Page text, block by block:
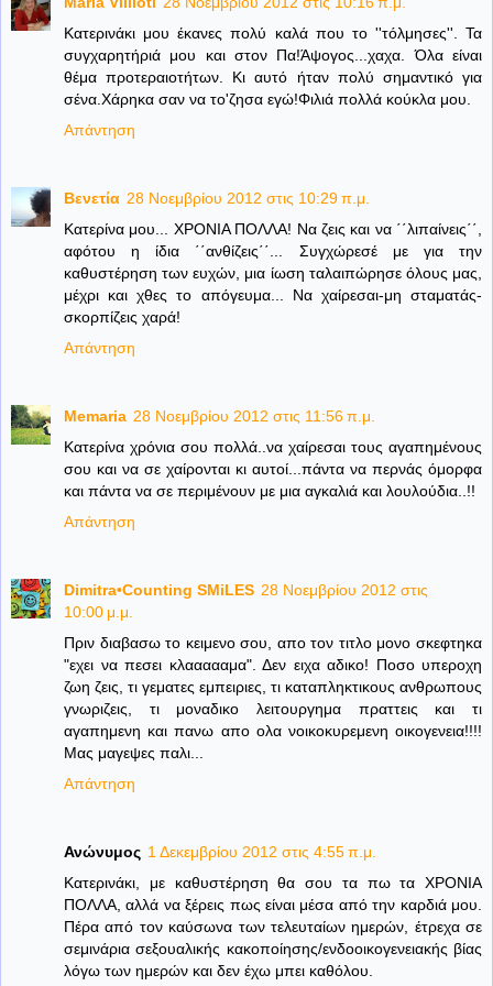
Κατερινάκι μου έκανες πολύ καλά που το ''τόλμησες''. Τα
συγχαρητήριά μου και στον Πα!Άψογος...χαχα. Όλα είναι
θέμα προτεραιοτήτων. Κι αυτό ήταν πολύ σημαντικό για
σένα.Χάρηκα σαν να το'ζησα εγώ!Φιλιά πολλά κούκλα μου.
Απάντηση
Βενετία 28 Νοεμβρίου 2012 στις 10:29 π.μ.
Κατερίνα μου... ΧΡΟΝΙΑ ΠΟΛΛΑ! Να ζεις και να ΄΄λιπαίνεις΄΄,
αφότου η ίδια ΄΄ανθίζεις΄΄... Συγχώρεσέ με για την
καθυστέρηση των ευχών, μια ίωση ταλαιπώρησε όλους μας,
μέχρι και χθες το απόγευμα... Να χαίρεσαι-μη σταματάς-
σκορπίζεις χαρά!
Απάντηση
Memaria 28 Νοεμβρίου 2012 στις 11:56 π.μ.
Κατερίνα χρόνια σου πολλά..να χαίρεσαι τους αγαπημένους
σου και να σε χαίρονται κι αυτοί...πάντα να περνάς όμορφα
και πάντα να σε περιμένουν με μια αγκαλιά και λουλούδια..!!
Απάντηση
Dimitra•Counting SΜiLES 28 Νοεμβρίου 2012 στις
10:00 μ.μ.
Πριν διαβασω το κειμενο σου, απο τον τιτλο μονο σκεφτηκα
"εχει να πεσει κλαααααμα". Δεν ειχα αδικο! Ποσο υπεροχη
ζωη ζεις, τι γεματες εμπειριες, τι καταπληκτικους ανθρωπους
γνωριζεις, τι μοναδικο λειτουργημα πραττεις και τι
αγαπημενη και πανω απο ολα νοικοκυρεμενη οικογενεια!!!!
Μας μαγεψες παλι...
Απάντηση
Ανώνυμος 1 Δεκεμβρίου 2012 στις 4:55 π.μ.
Κατερινάκι, με καθυστέρηση θα σου τα πω τα ΧΡΟΝΙΑ
ΠΟΛΛΑ, αλλά να ξέρεις πως είναι μέσα από την καρδιά μου.
Πέρα από τον καύσωνα των τελευταίων ημερών, έτρεχα σε
σεμινάρια σεξουαλικής κακοποίησης/ενδοοικογενειακής βίας
λόγω των ημερών και δεν έχω μπει καθόλου.